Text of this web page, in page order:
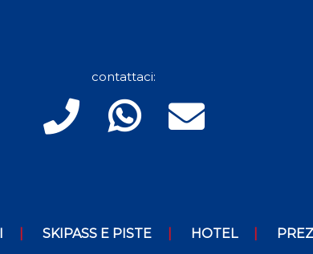
contattaci:
SKIPASS E PISTE HOTEL